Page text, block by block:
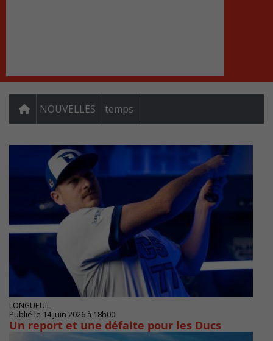
NOUVELLES temps
LONGUEUIL
Publié le 14 juin 2026 à 18h00
Un report et une défaite pour les Ducs